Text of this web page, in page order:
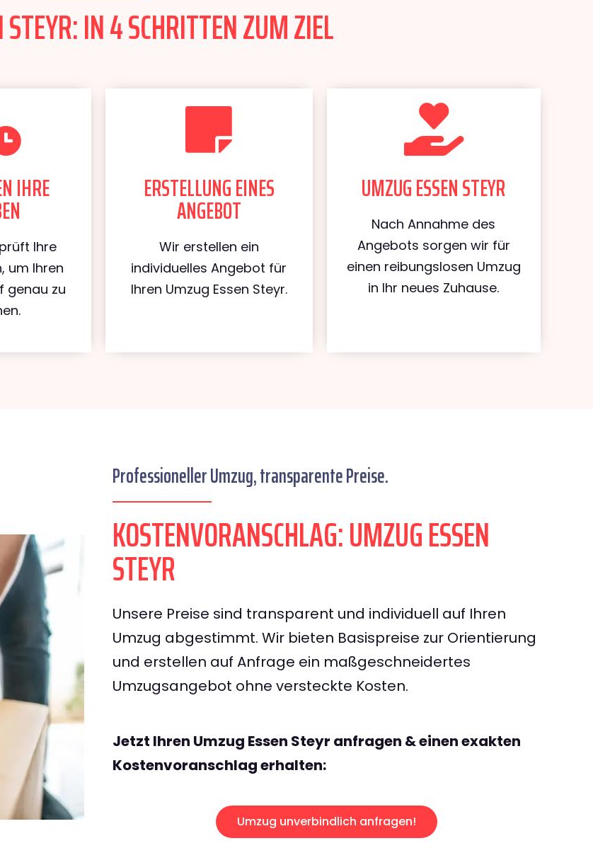
IN 4 SCHRITTEN ZUM ZIEL
IHRE
Ihre
um Ihren
genau zu
ERSTELLUNG EINES
ANGEBOT
Wir erstellen ein
individuelles Angebot für
Ihren Umzug Essen Steyr.
UMZUG ESSEN STEYR
Nach Annahme des
Angebots sorgen wir für
einen reibungslosen Umzug
in Ihr neues Zuhause.
Professioneller Umzug, transparente Preise.
KOSTENVORANSCHLAG: UMZUG ESSEN
STEYR
Unsere Preise sind transparent und individuell auf Ihren
Umzug abgestimmt. Wir bieten Basispreise zur Orientierung
und erstellen auf Anfrage ein maßgeschneidertes
Umzugsangebot ohne versteckte Kosten.
Jetzt Ihren Umzug Essen Steyr anfragen & einen exakten
Kostenvoranschlag erhalten:
Umzug unverbindlich anfragen!